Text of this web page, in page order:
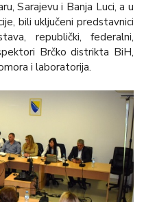
Sarajevu i Banja Luci, a u
bili uključeni predstavnici
republički, federalni,
Brčko distrikta BiH,
i laboratorija.